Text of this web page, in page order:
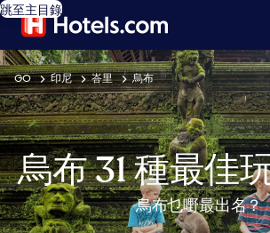
跳至主目錄
GO 印尼 峇里 烏布
烏布 31 種最佳
烏布乜嘢最出名？